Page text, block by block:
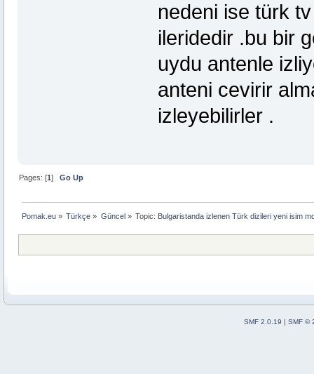
nedeni ise türk
ileridedir .bu bir
uydu antenle
anteni cevirir
izleyebilirler .
Pages: [1]Go Up
Pomak.eu » Türkçe » Güncel» Topic: Bulgaristanda izlenen Türk dizileri yeni isim
SMF 2.0.19 | SMF ©